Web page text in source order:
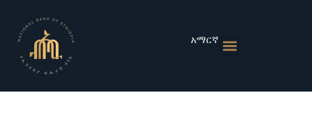
content
አማርኛ